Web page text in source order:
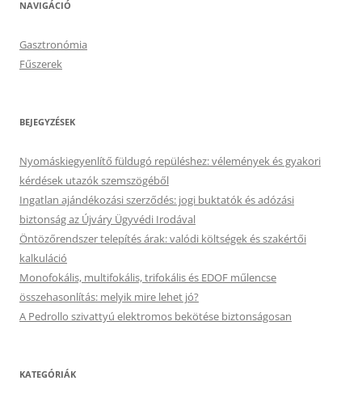
NAVIGÁCIÓ
Gasztronómia
Fűszerek
BEJEGYZÉSEK
Nyomáskiegyenlítő füldugó repüléshez: vélemények és gyakori
kérdések utazók szemszögéből
Ingatlan ajándékozási szerződés: jogi buktatók és adózási
biztonság az Újváry Ügyvédi Irodával
Öntözőrendszer telepítés árak: valódi költségek és szakértői
kalkuláció
Monofokális, multifokális, trifokális és EDOF műlencse
összehasonlítás: melyik mire lehet jó?
A Pedrollo szivattyú elektromos bekötése biztonságosan
KATEGÓRIÁK